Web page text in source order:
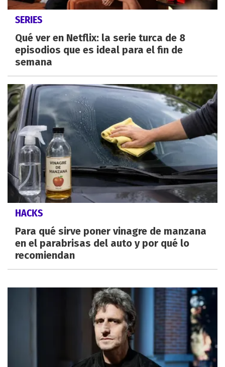
SERIES
Qué ver en Netflix: la serie turca de 8
episodios que es ideal para el fin de
semana
HACKS
Para qué sirve poner vinagre de manzana
en el parabrisas del auto y por qué lo
recomiendan